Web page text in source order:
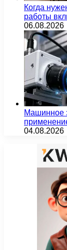
Когда
работы
06.08.2026
Машинное
04.08.2026